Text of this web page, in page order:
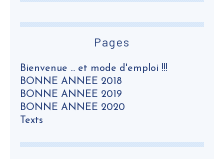
Pages
Bienvenue ... et mode d'emploi !!!
BONNE ANNEE 2018
BONNE ANNEE 2019
BONNE ANNEE 2020
Texts